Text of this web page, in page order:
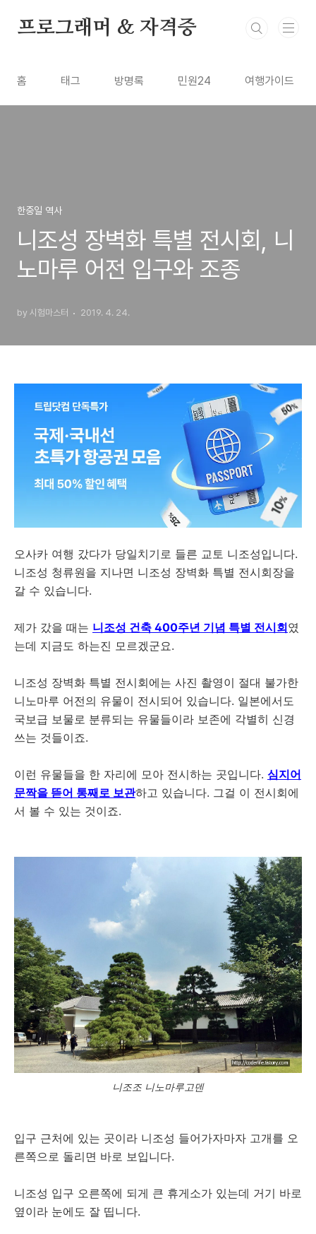
프로그래머 & 자격증
홈 태그 방명록 민원24 여행가이드
한중일 역사
니조성 장벽화 특별 전시회, 니
노마루 어전 입구와 조종
by 시험마스터 2019. 4. 24.
오사카 여행 갔다가 당일치기로 들른 교토 니조성입니다.
니조성 청류원을 지나면 니조성 장벽화 특별 전시회장을
갈 수 있습니다.
제가 갔을 때는 니조성 건축 400주년 기념 특별 전시회였
는데 지금도 하는진 모르겠군요.
니조성 장벽화 특별 전시회에는 사진 촬영이 절대 불가한
니노마루 어전의 유물이 전시되어 있습니다. 일본에서도
국보급 보물로 분류되는 유물들이라 보존에 각별히 신경
쓰는 것들이죠.
이런 유물들을 한 자리에 모아 전시하는 곳입니다. 심지어
문짝을 뜯어 통째로 보관하고 있습니다. 그걸 이 전시회에
서 볼 수 있는 것이죠.
니조조 니노마루고덴
입구 근처에 있는 곳이라 니조성 들어가자마자 고개를 오
른쪽으로 돌리면 바로 보입니다.
니조성 입구 오른쪽에 되게 큰 휴게소가 있는데 거기 바로
옆이라 눈에도 잘 띱니다.